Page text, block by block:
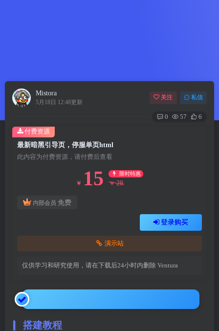
Mistora
5月18日 12:48更新
关注 私信
0 57 6
最新暗黑引导页，停服单页html
此内容为付费资源，请付费后查看
￥ 15 限时特惠
￥ 28
内部会员 免费
登录购买
演示站
仅供学习和研究使用，请在下载后24小时内删除 Ventura
付费资源
搭建教程